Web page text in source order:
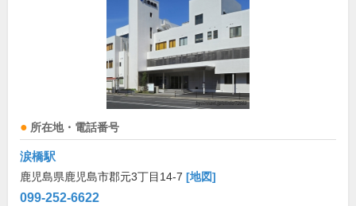
所在地・電話番号
涙橋駅
鹿児島県鹿児島市郡元3丁目14-7 [地図]
099-252-6622